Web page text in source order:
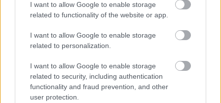
I want to allow Google to enable storage
related to functionality of the website or app.
I want to allow Google to enable storage
related to personalization.
I want to allow Google to enable storage
related to security, including authentication
functionality and fraud prevention, and other
user protection.